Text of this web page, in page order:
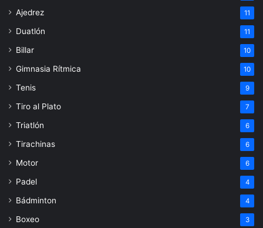
Ajedrez 11
Duatlón 11
Billar 10
Gimnasia Rítmica 10
Tenis 9
Tiro al Plato 7
Triatlón 6
Tirachinas 6
Motor 6
Padel 4
Bádminton 4
Boxeo 3